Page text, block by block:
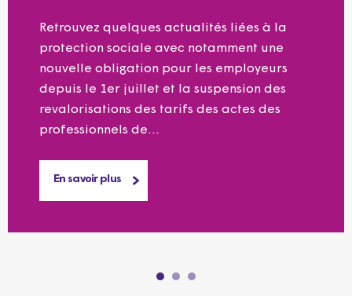
Retrouvez quelques actualités liées à la
protection sociale avec notamment une
nouvelle obligation pour les employeurs
depuis le 1er juillet et la suspension des
revalorisations des tarifs des actes des
professionnels de...
En savoir plus